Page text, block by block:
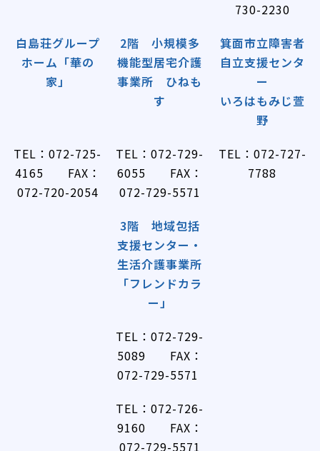
730-2230
白島荘グループ
ホーム「華の
家」
2階 小規模多
機能型居宅介護
事業所 ひねも
す
箕面市立障害者
自立支援センタ
ー
いろはもみじ萱
野
TEL：072-725-
4165 FAX：
072-720-2054
TEL：072-729-
6055 FAX：
072-729-5571
TEL：072-727-
7788
3階 地域包括
支援センター・
生活介護事業所
「フレンドカラ
ー」
TEL：072-729-
5089 FAX：
072-729-5571
TEL：072-726-
9160 FAX：
072-729-5571